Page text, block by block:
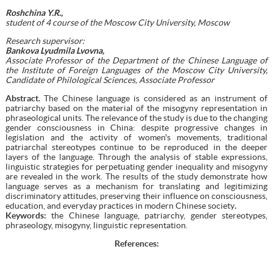
Roshchina Y.R.,
student of 4 course of the Moscow City University, Moscow
Research supervisor:
Bankova Lyudmila Lvovna,
Associate Professor of the Department of the Chinese Language of
the Institute of Foreign Languages of the Moscow City University,
Candidate of Philological Sciences, Associate Professor
Abstract.The Chinese language is considered as an instrument of
patriarchy based on the material of the misogyny representation in
phraseological units. The relevance of the study is due to the changing
gender consciousness in China: despite progressive changes in
legislation and the activity of women's movements, traditional
patriarchal stereotypes continue to be reproduced in the deeper
layers of the language. Through the analysis of stable expressions,
linguistic strategies for perpetuating gender inequality and misogyny
are revealed in the work. The results of the study demonstrate how
language serves as a mechanism for translating and legitimizing
discriminatory attitudes, preserving their influence on consciousness,
education, and everyday practices in modern Chinese society.
Keywords:the Chinese language, patriarchy, gender stereotypes,
phraseology, misogyny, linguistic representation.
References: